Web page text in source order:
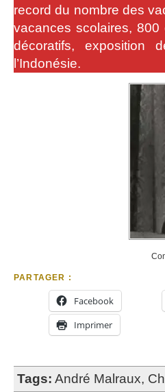
record du nombre des
vacances scolaires, 800
décoratifs, exposition
l’Indonésie.
PARTAGER :
Facebook
Imprimer
Tags: André Malraux,